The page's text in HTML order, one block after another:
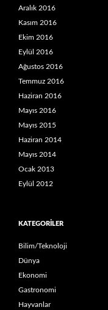
Aralık 2016
Kasım 2016
Ekim 2016
Eylül 2016
Ağustos 2016
Temmuz 2016
Haziran 2016
Mayıs 2016
Mayıs 2015
Haziran 2014
Mayıs 2014
Ocak 2013
Eylül 2012
KATEGORILER
Bilim/Teknoloji
Dünya
Ekonomi
Gastronomi
Hayvanlar